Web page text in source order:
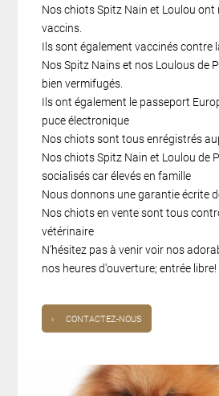
Nos chiots Spitz Nain et Loulou ont
vaccins.
Ils sont également vaccinés contre
Nos Spitz Nains et nos Loulous de
bien vermifugés.
Ils ont également le passeport
puce électronique
Nos chiots sont tous enrégistrés
Nos chiots Spitz Nain et Loulou de
socialisés car élevés en famille
Nous donnons une garantie écrite
Nos chiots en vente sont tous
vétérinaire
N'hésitez pas à venir voir nos
nos heures d'ouverture; entrée libre!
› CONTACTEZ-NOUS